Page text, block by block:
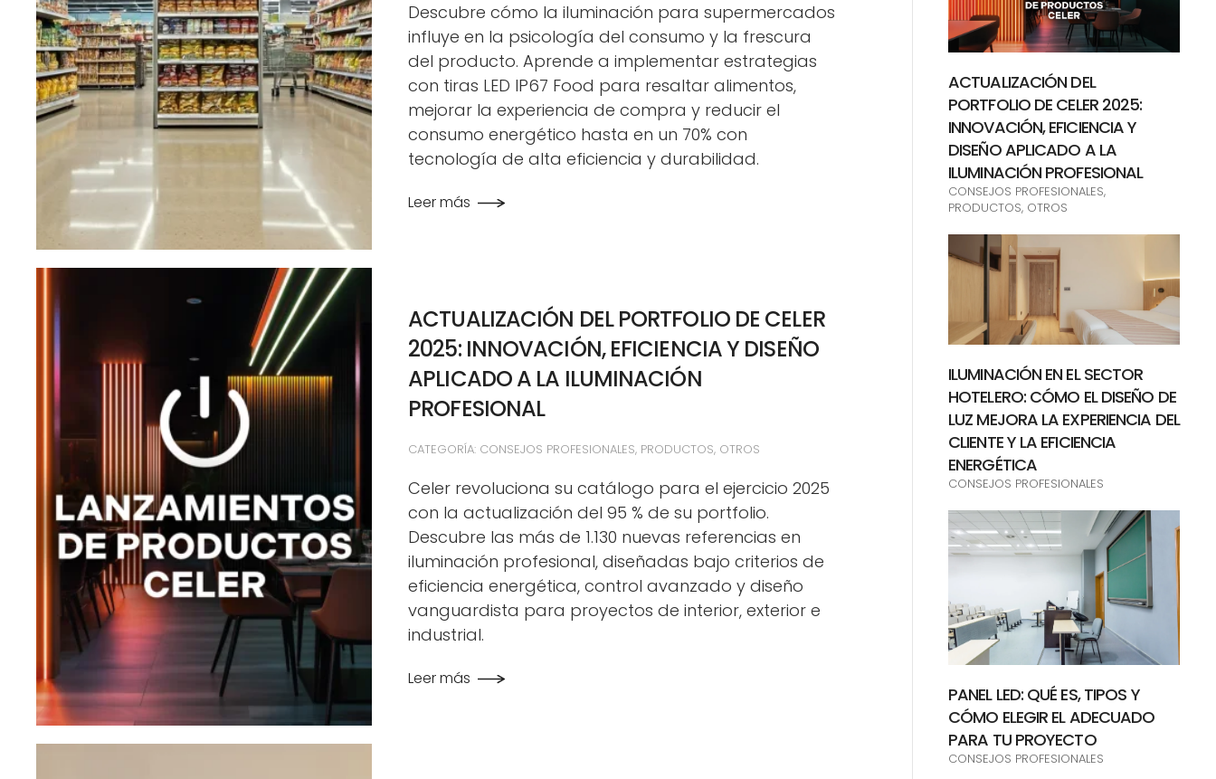
Descubre cómo la iluminación para supermercados
influye en la psicología del consumo y la frescura
del producto. Aprende a implementar estrategias
con tiras LED IP67 Food para resaltar alimentos,
mejorar la experiencia de compra y reducir el
consumo energético hasta en un 70% con
tecnología de alta eficiencia y durabilidad.
Leer más
ACTUALIZACIÓN DEL PORTFOLIO DE CELER
2025: INNOVACIÓN, EFICIENCIA Y DISEÑO
APLICADO A LA ILUMINACIÓN
PROFESIONAL
CATEGORÍA: CONSEJOS PROFESIONALES, PRODUCTOS, OTROS
Celer revoluciona su catálogo para el ejercicio 2025
con la actualización del 95 % de su portfolio.
Descubre las más de 1.130 nuevas referencias en
iluminación profesional, diseñadas bajo criterios de
eficiencia energética, control avanzado y diseño
vanguardista para proyectos de interior, exterior e
industrial.
Leer más
ACTUALIZACIÓN DEL
PORTFOLIO DE CELER 2025:
INNOVACIÓN, EFICIENCIA Y
DISEÑO APLICADO A LA
ILUMINACIÓN PROFESIONAL
CONSEJOS PROFESIONALES,
PRODUCTOS, OTROS
ILUMINACIÓN EN EL SECTOR
HOTELERO: CÓMO EL DISEÑO DE
LUZ MEJORA LA EXPERIENCIA DEL
CLIENTE Y LA EFICIENCIA
ENERGÉTICA
CONSEJOS PROFESIONALES
PANEL LED: QUÉ ES, TIPOS Y
CÓMO ELEGIR EL ADECUADO
PARA TU PROYECTO
CONSEJOS PROFESIONALES